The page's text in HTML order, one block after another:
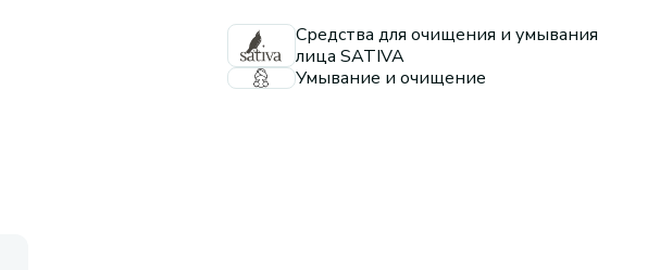
Средства для очищения и умывания
лица SATIVA
Умывание и очищение